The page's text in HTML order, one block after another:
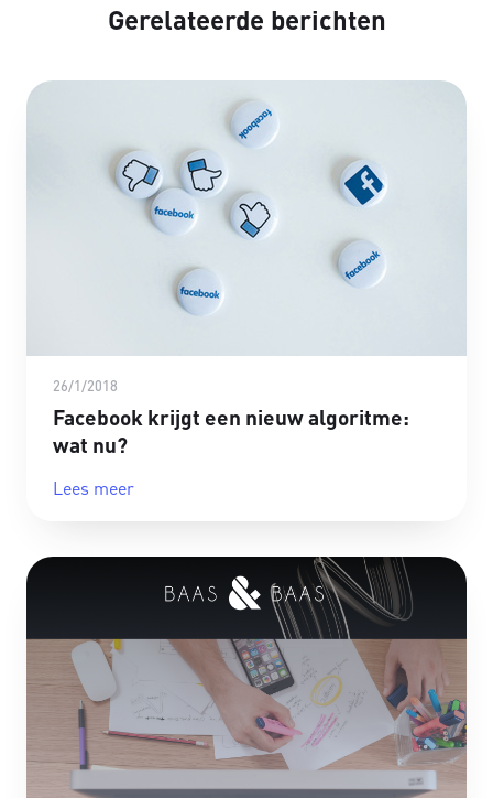
Gerelateerde berichten
26/1/2018
Facebook krijgt een nieuw algoritme:
wat nu?
Lees meer